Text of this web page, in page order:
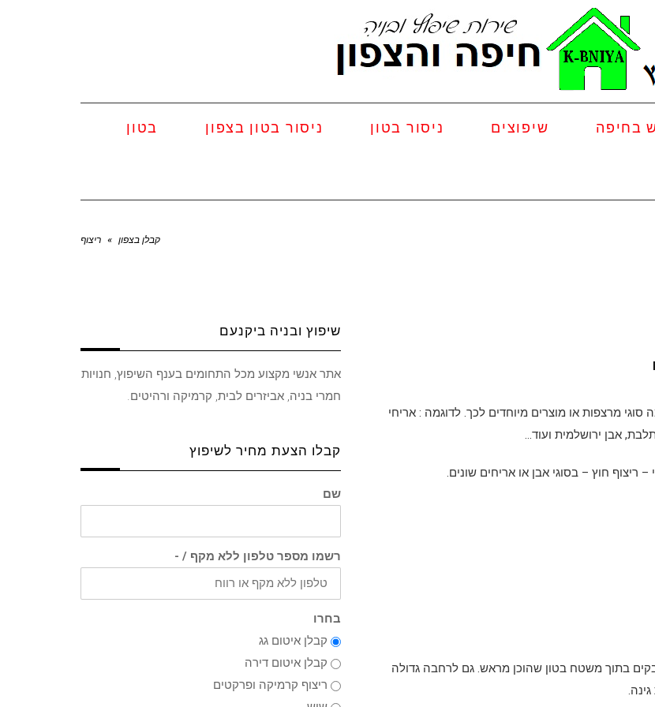
בחיפה שיפוצים ניסור בטון ניסור בטון בצפון בטון
קבלן בצפון » ריצוף
מרצפות או מוצרים מיוחדים לכך. לדוגמה : אריחי
אבן ירושלמית ועוד…
ריצוף חוץ – בסוגי אבן או אריחים שונים.
בתוך משטח בטון שהוכן מראש. גם לרחבה גדולה
שיפוץ ובניה ביקנעם
אתר אנשי מקצוע מכל התחומים בענף השיפוץ, חנויות
חמרי בניה, אביזרים לבית, קרמיקה ורהיטים.
קבלו הצעת מחיר לשיפוץ
שם
רשמו מספר טלפון ללא מקף / -
בחרו
קבלן איטום גג
קבלן איטום דירה
ריצוף קרמיקה ופרקטים